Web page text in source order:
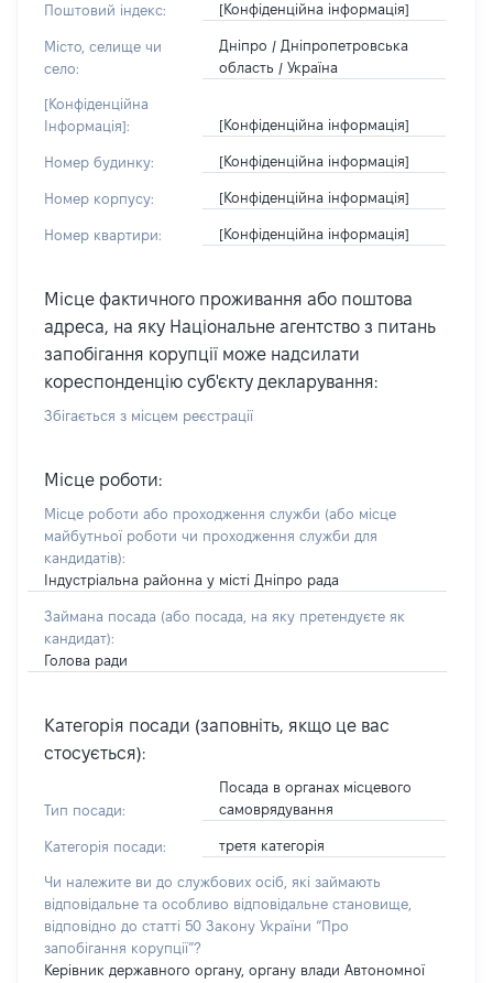
Поштовий індекс: [Конфіденційна інформація]
Місто, селище чи
село:
Дніпро / Дніпропетровська
область / Україна
[Конфіденційна
Інформація]:
[Конфіденційна інформація]
Номер будинку: [Конфіденційна інформація]
Номер корпусу: [Конфіденційна інформація]
Номер квартири: [Конфіденційна інформація]
Місце фактичного проживання або поштова
адреса, на яку Національне агентство з питань
запобігання корупції може надсилати
кореспонденцію суб'єкту декларування:
Збігається з місцем реєстрації
Місце роботи:
Місце роботи або проходження служби (або місце
майбутньої роботи чи проходження служби для
кандидатів):
Індустріальна районна у місті Дніпро рада
Займана посада (або посада, на яку претендуєте як
кандидат):
Голова ради
Категорія посади (заповніть, якщо це вас
стосується):
Тип посади:
Посада в органах місцевого
самоврядування
Категорія посади: третя категорія
Чи належите ви до службових осіб, які займають
відповідальне та особливо відповідальне становище,
відповідно до статті 50 Закону України “Про
запобігання корупції”?
Керівник державного органу, органу влади Автономної